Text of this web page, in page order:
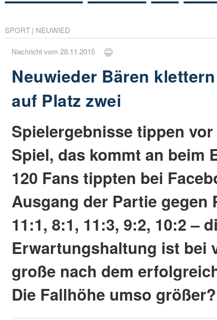
SPORT | NEUWIED
Nachricht vom 28.11.2015
Neuwieder Bären
auf Platz zwei
Spielergebnisse tippen
Spiel, das kommt an beim
120 Fans tippten bei
Ausgang der Partie gegen
11:1, 8:1, 11:3, 9:2, 10:2 –
Erwartungshaltung ist bei
große nach dem
Die Fallhöhe umso größer?